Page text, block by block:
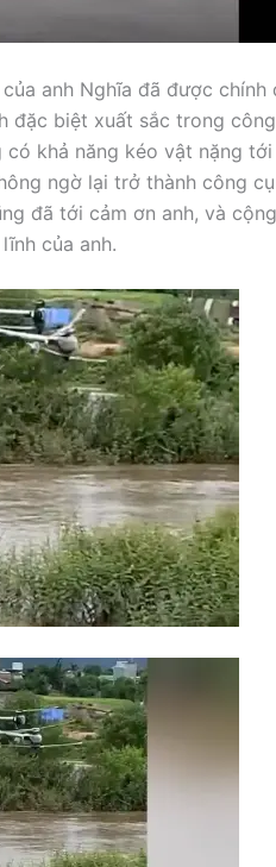
anh Nghĩa đã được
đặc biệt xuất sắc trong
khả năng kéo vật nặng
ngờ lại trở thành công
đã tới cảm ơn anh, và
của anh.